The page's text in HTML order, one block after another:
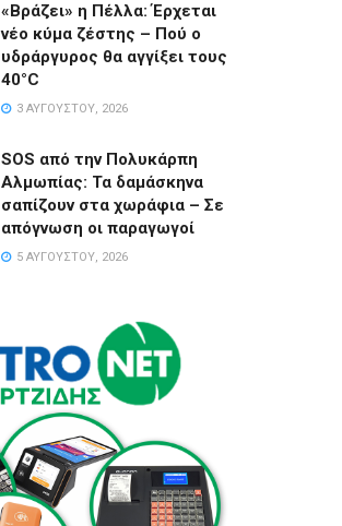
«Βράζει» η Πέλλα: Έρχεται
νέο κύμα ζέστης – Πού ο
υδράργυρος θα αγγίξει τους
40°C
3 ΑΥΓΟΎΣΤΟΥ, 2026
SOS από την Πολυκάρπη
Αλμωπίας: Τα δαμάσκηνα
σαπίζουν στα χωράφια – Σε
απόγνωση οι παραγωγοί
5 ΑΥΓΟΎΣΤΟΥ, 2026